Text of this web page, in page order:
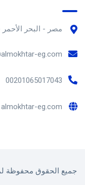
مصر - البحر الأحمر
eg.com
00201065017043
almokhtar-eg.com
جميع الحقوق محفوظة